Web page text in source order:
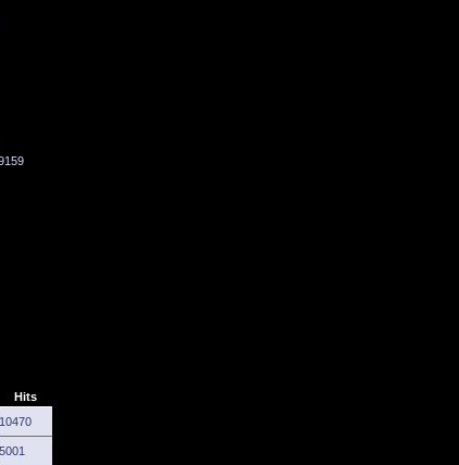
Hits
10470
5001